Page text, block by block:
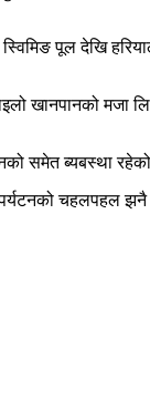
पूल देखि
खानपानको मजा
समेत ब्यबस्था
चहलपहल झनै